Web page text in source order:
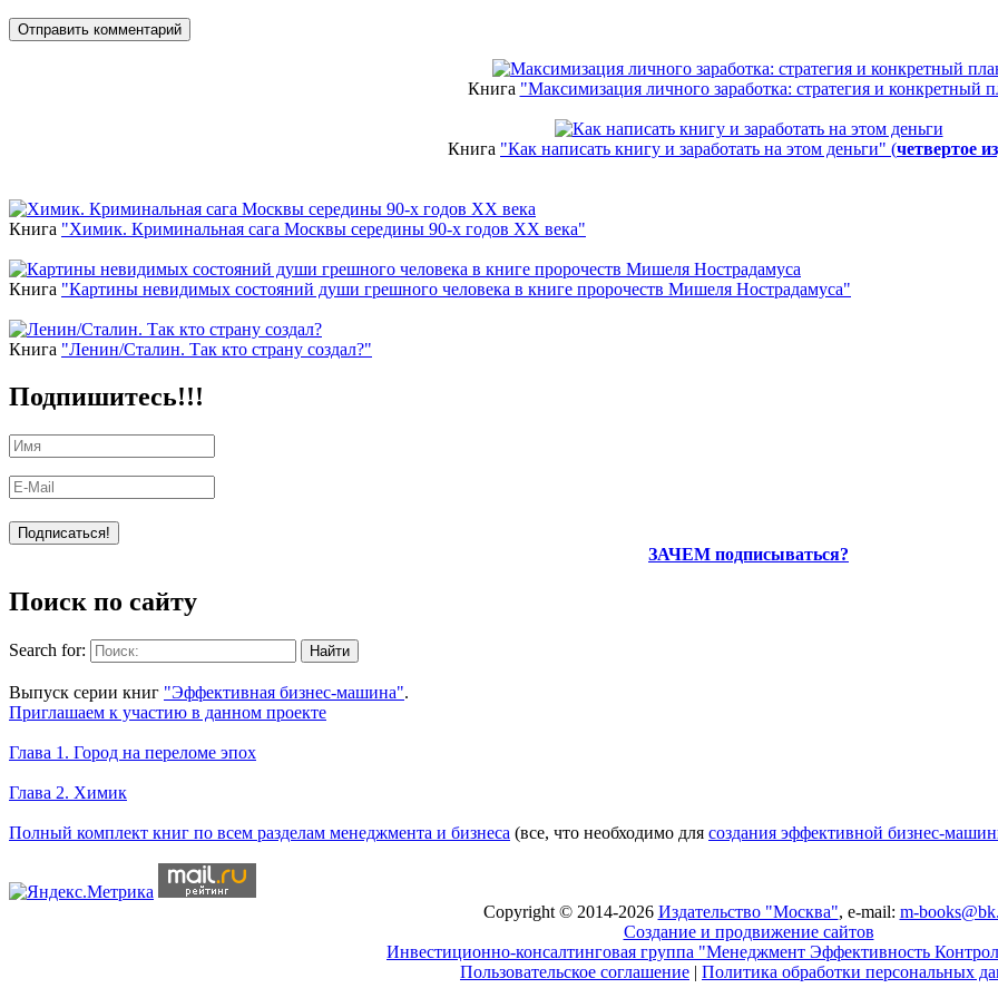
Книга "Максимизация личного заработка: стратегия и конкретный
Книга "Как написать книгу и заработать на этом деньги" (четвертое
Книга "Химик. Криминальная сага Москвы середины 90-х годов ХХ века"
Книга "Картины невидимых состояний души грешного человека в книге пророчеств Мишеля Нострадамуса"
Книга "Ленин/Сталин. Так кто страну создал?"
Подпишитесь!!!
ЗАЧЕМ подписываться?
Поиск по сайту
Search for:
Выпуск серии книг "Эффективная бизнес-машина".
Приглашаем к участию в данном проекте
Глава 1. Город на переломе эпох
Глава 2. Химик
Полный комплект книг по всем разделам менеджмента и бизнеса (все, что необходимо для создания эффективной бизнес-
Copyright © 2014-2026 Издательство "Москва", e-mail: m-
Создание и продвижение сайтов
Инвестиционно-консалтинговая группа "Менеджмент Эффективность
Пользовательское соглашение | Политика обработки персональных